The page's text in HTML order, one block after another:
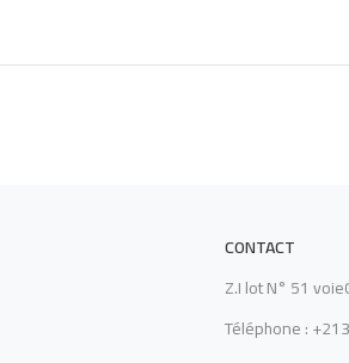
CONTACT
Z.I lot N° 51
Téléphone :